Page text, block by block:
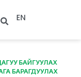
EN
БАЙГУУЛАХ
БАРАГДУУЛАХ